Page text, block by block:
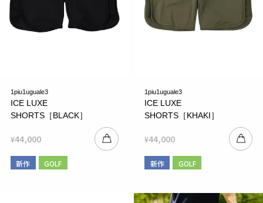
1piu1uguale3
ICE LUXE
SHORTS［BLACK］
¥44,000
新作 GOLF
1piu1uguale3
ICE LUXE
SHORTS［KHAKI］
¥44,000
新作 GOLF